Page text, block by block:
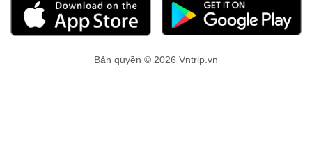
Bản quyền © 2026 Vntrip.vn